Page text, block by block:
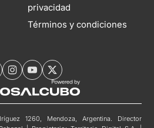
privacidad
Términos y condiciones
1260, Mendoza, Argentina. Director